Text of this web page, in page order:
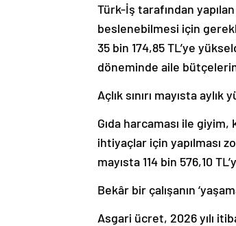
Türk-İş tarafından
beslenebilmesi için gerekli
35 bin 174,85 TL’ye
döneminde aile
Açlık sınırı mayısta
Gıda harcaması ile
ihtiyaçlar için yapılması
mayısta 114 bin 576,10
Bekâr bir çalışanın
Asgari ücret, 2026 yılı